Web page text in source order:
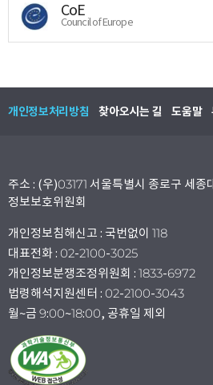
CoE
Council of Europe
개인정보처리방침 찾아오시는 길 도움말
주소 : (우)03171 서울특별시 종로구 세
정보보호위원회
개인정보침해신고 : 국번없이 118
대표전화 : 02-2100-3025
개인정보분쟁조정위원회 : 1833-6972
법령해석지원센터 : 02-2100-3043
월~금 9:00~18:00, 공휴일 제외